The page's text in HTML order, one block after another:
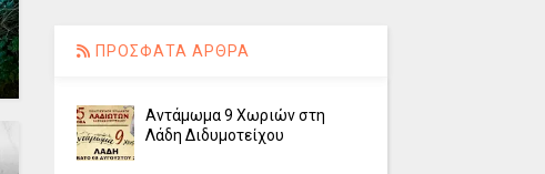
ΠΡΟΣΦΑΤΑ ΑΡΘΡΑ
Αντάμωμα 9 Χωριών στη
Λάδη Διδυμοτείχου